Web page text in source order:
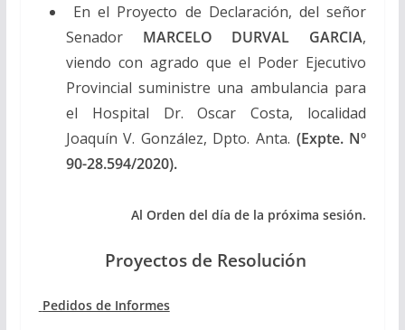
En el Proyecto de Declaración, del señor
Senador MARCELO DURVAL GARCIA,
viendo con agrado que el Poder Ejecutivo
Provincial suministre una ambulancia para
el Hospital Dr. Oscar Costa, localidad
Joaquín V. González, Dpto. Anta. (Expte. Nº
90-28.594/2020).
Al Orden del día de la próxima sesión.
Proyectos de Resolución
Pedidos de Informes